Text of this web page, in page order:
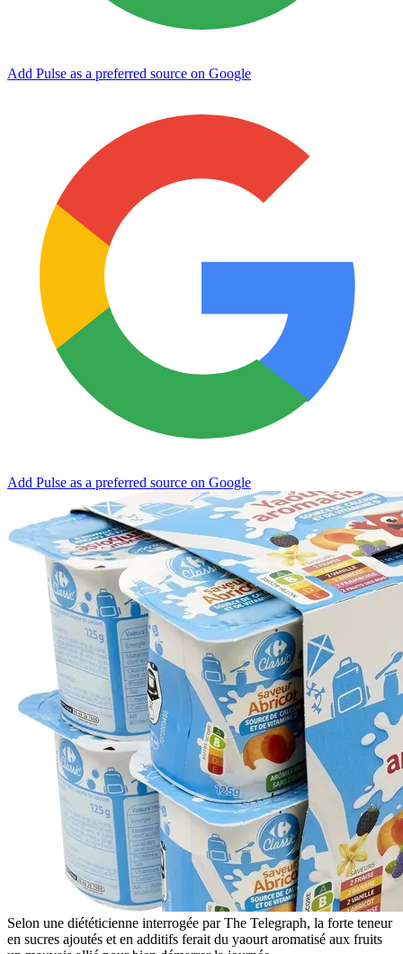
Add Pulse as a preferred source on Google
Add Pulse as a preferred source on Google
Selon une diététicienne interrogée par The Telegraph, la forte teneur
en sucres ajoutés et en additifs ferait du yaourt aromatisé aux fruits